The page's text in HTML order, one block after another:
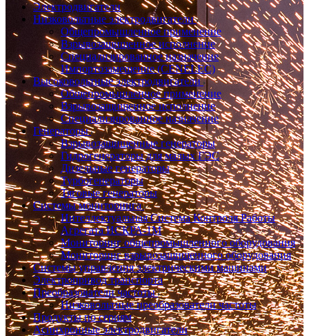
Электродвигатели
Низковольтные электродвигатели
Общепромышленное применение
Взрывозащищенное исполнение
Специализированное назначение
Импортозамещение (CENELEC)
Высоковольтные электродвигатели
Общепромышленное применение
Взрывозащищенное исполнение
Специализированное назначение
Генераторы
Взрывозащищенные генераторы
Гидрогенераторы для малых ГЭС
Дизельные генераторы
Турбогенераторы
Тяговые генераторы
Системы мониторинга
Интеллектуальная Система Контроля Работы
Агрегата ИСКРА-1М
Мониторинг общепромышленного оборудования
Мониторинг взрывозащищенного оборудования
Системы управления электрическими машинами
Электропривод транспорта
Преобразователи частоты
Низковольтные преобразователи частоты
Продукты по сериям
Асинхронные электродвигатели